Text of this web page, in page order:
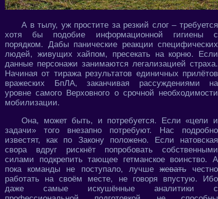
А в тылу, уж простите за резкий слог – требуется
хотя бы подобие информационной гигиены с
порядком. Дабы панические реакции специфических
людей, живущих хайпом, пресекать на корню. Если
данные персонажи занимаются легализацией страха.
Начиная от тиража результатов единичных прилётов
вражеских БпЛА, заканчивая рассуждениями на
уровне самого Верховного о срочной необходимости
мобилизации.
Она, может быть, и потребуется. Если «цели и
задачи» того внезапно потребуют. Нас подробно
известят, как по Закону положено. Если натовская
свора вдруг рискнёт попробовать собственными
силами подкрепить тающее гетманское воинство. А
пока команды не поступало, лучшежеватьчестно
работать на своём месте, не говоря впустую. Ибо
даже самые искушённые аналитики с